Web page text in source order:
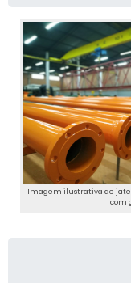
Imagem ilustrativa de
com